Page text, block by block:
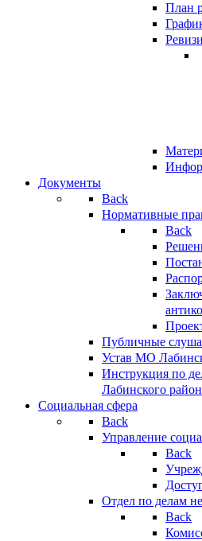
План
Документы
Back
Нормативные
Back
Публичные
Устав МО
Инструкция по
Лабинского
Социальная сфера
Back
Управление
Back
Отдел по делам
Back